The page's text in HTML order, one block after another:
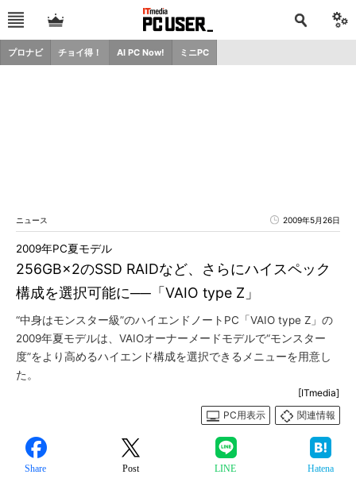
プロナビ チョイ得！ AI PC Now! ミニPC
ニュース 2009年5月26日
256GB×2のSSD RAIDなど、さらにハイスペック
構成を選択可能に──「VAIO type Z」
2009年PC夏モデル
“中身はモンスター級”のハイエンドノートPC「VAIO type Z」の
2009年夏モデルは、VAIOオーナーメードモデルで“モンスター
度”をより高めるハイエンド構成を選択できるメニューを用意し
た。
[ITmedia]
PC用表示
関連情報
Share Post LINE Hatena